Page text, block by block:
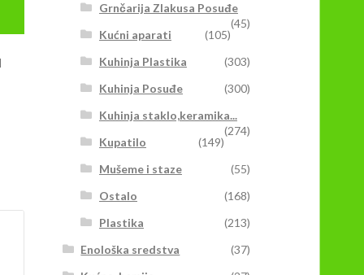
Grnčarija Zlakusa Posuđe
(45)
Kućni aparati
(105)
Kuhinja Plastika
(303)
Kuhinja Posuđe
(300)
Kuhinja staklo,keramika...
(274)
Kupatilo
(149)
Mušeme i staze
(55)
Ostalo
(168)
Plastika
(213)
Enološka sredstva
(37)